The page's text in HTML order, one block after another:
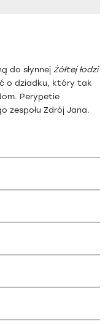
do słynnej Żółtej łodzi
o dziadku, który tak
Perypetie
zespołu Zdrój Jana.